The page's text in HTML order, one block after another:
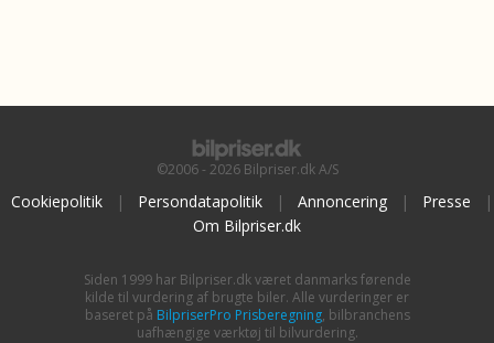
©2006 - 2026 Bilpriser.dk A/S
Cookiepolitik | Persondatapolitik | Annoncering | Presse
|
Om Bilpriser.dk
Siden 1999 har Bilpriser.dk været danmarks førende
kilde til vurdering af brugte biler. Alle vurderinger er
baseret på BilpriserPro Prisberegning, bilbranchens
uafhængige værktøj til bilvurdering.